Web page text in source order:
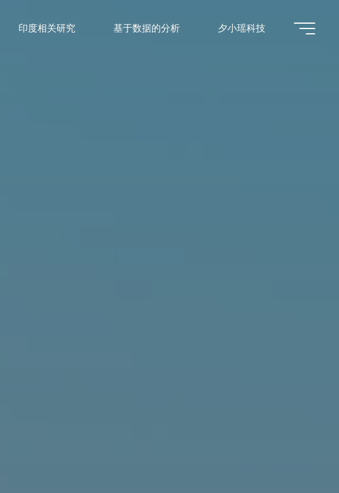
印度相关研究 基于数据的分析 夕小瑶科技